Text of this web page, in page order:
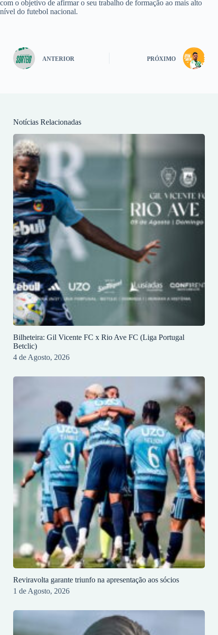
com o objetivo de afirmar o seu trabalho de formação ao mais alto
nível do futebol nacional.
ANTERIOR PRÓXIMO
Notícias Relacionadas
Bilheteira: Gil Vicente FC x Rio Ave FC (Liga Portugal
Betclic)
4 de Agosto, 2026
Reviravolta garante triunfo na apresentação aos sócios
1 de Agosto, 2026